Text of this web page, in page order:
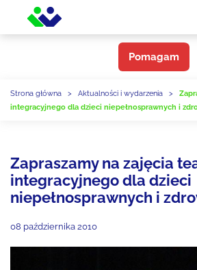
Pomagam
Strona główna > Aktualności i wydarzenia >
integracyjnego dla dzieci niepełnosprawnych i
Zapraszamy na zajęcia
integracyjnego dla dzieci
niepełnosprawnych i
08 października 2010